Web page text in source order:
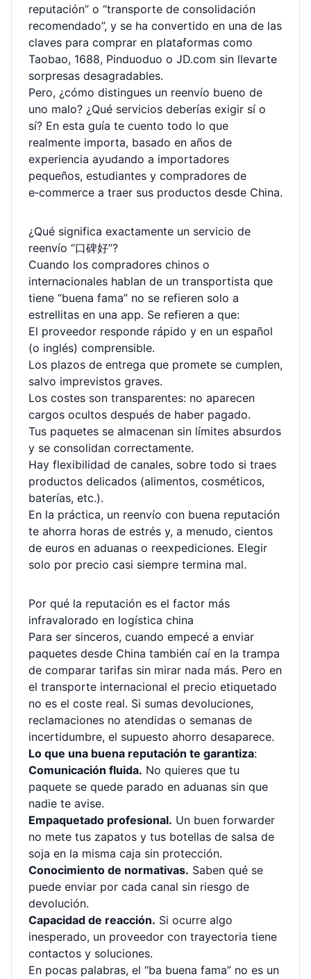
necesaria para tomar una decisión segura
y ahorrar en tus importaciones.
reputación” o “transporte de consolidación
recomendado”, y se ha convertido en una de las
claves para comprar en plataformas como
Taobao, 1688, Pinduoduo o JD.com sin llevarte
sorpresas desagradables.
Pero, ¿cómo distingues un reenvío bueno de
uno malo? ¿Qué servicios deberías exigir sí o
sí? En esta guía te cuento todo lo que
realmente importa, basado en años de
experiencia ayudando a importadores
pequeños, estudiantes y compradores de
e‑commerce a traer sus productos desde China.
¿Qué significa exactamente un servicio de
reenvío “口碑好”?
Cuando los compradores chinos o
internacionales hablan de un transportista que
tiene “buena fama” no se refieren solo a
estrellitas en una app. Se refieren a que:
El proveedor responde rápido y en un español
(o inglés) comprensible.
Los plazos de entrega que promete se cumplen,
salvo imprevistos graves.
Los costes son transparentes: no aparecen
cargos ocultos después de haber pagado.
Tus paquetes se almacenan sin límites absurdos
y se consolidan correctamente.
Hay flexibilidad de canales, sobre todo si traes
productos delicados (alimentos, cosméticos,
baterías, etc.).
En la práctica, un reenvío con buena reputación
te ahorra horas de estrés y, a menudo, cientos
de euros en aduanas o reexpediciones. Elegir
solo por precio casi siempre termina mal.
Por qué la reputación es el factor más
infravalorado en logística china
Para ser sinceros, cuando empecé a enviar
paquetes desde China también caí en la trampa
de comparar tarifas sin mirar nada más. Pero en
el transporte internacional el precio etiquetado
no es el coste real. Si sumas devoluciones,
reclamaciones no atendidas o semanas de
incertidumbre, el supuesto ahorro desaparece.
Lo que una buena reputación te garantiza:
Comunicación fluida. No quieres que tu
paquete se quede parado en aduanas sin que
nadie te avise.
Empaquetado profesional. Un buen forwarder
no mete tus zapatos y tus botellas de salsa de
soja en la misma caja sin protección.
Conocimiento de normativas. Saben qué se
puede enviar por cada canal sin riesgo de
devolución.
Capacidad de reacción. Si ocurre algo
inesperado, un proveedor con trayectoria tiene
contactos y soluciones.
En pocas palabras, el “ba buena fama” no es un